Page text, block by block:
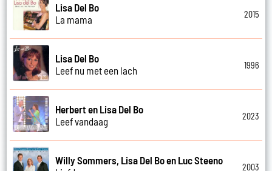
Lisa Del Bo
La mama
2015
Lisa Del Bo
Leef nu met een lach
1996
Herbert en Lisa Del Bo
Leef vandaag
2023
Willy Sommers, Lisa Del Bo en Luc Steeno
2003